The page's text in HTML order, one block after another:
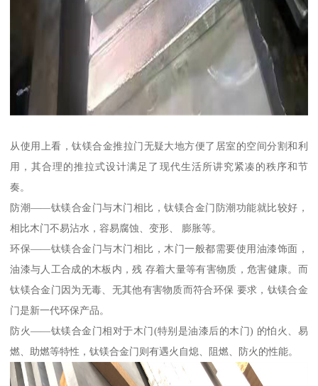
从使用上看，钛镁合金推拉门无疑大地方便了居室的空间分割和利
用，其合理的推拉式设计满足了现代生活所讲究紧凑的秩序和节
奏。
防潮——钛镁合金门与木门相比，钛镁合金门防潮功能就比较好，
相比木门不易沾水，容易腐蚀、变形、 膨胀等。
环保——钛镁合金门与木门相比，木门一般都需要使用油漆饰面，
油漆与人工合成的木板内，残 存着大量等有害物质，危害健康。而
钛镁合金门因为无毒、无其他有害物质而符合环保 要求，钛镁合金
门是新一代环保产品。
防火——钛镁合金门相对于木门(特别是油漆后的木门) 的怕火、易
燃、助燃等特性，钛镁合金门则有遇火自熄、阻燃、防火的性能。